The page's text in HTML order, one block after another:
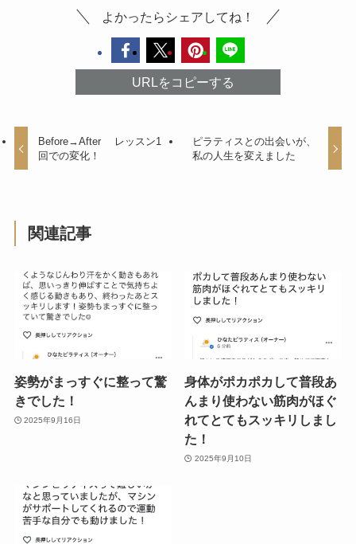
よかったらシェアしてね！
URLをコピーする
Before→After レッスン1
回での変化！
ピラティスとの出会いが、
私の人生を変えました
関連記事
姿勢がまっすぐに整って驚
きでした！
2025年9月16日
身体がポカポカして普段あ
んまり使わない筋肉がほぐ
れてとてもスッキリしまし
た！
2025年9月10日